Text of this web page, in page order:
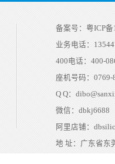
备案号： 粤ICP
业务电话：
400电话： 400-
座机号码：0769-
Q Q：
微信： dbkj6688
阿里店铺：
地 址：广东省东